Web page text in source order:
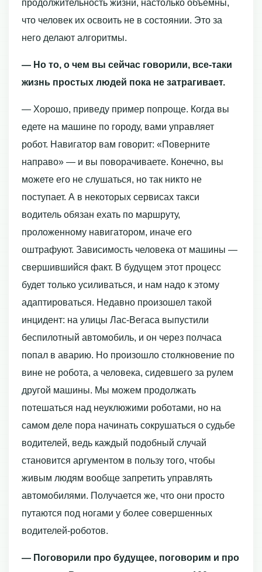
продолжительность жизни, настолько объемны,
что человек их освоить не в состоянии. Это за
него делают алгоритмы.
— Но то, о чем вы сейчас говорили, все-таки
жизнь простых людей пока не затрагивает.
— Хорошо, приведу пример попроще. Когда вы
едете на машине по городу, вами управляет
робот. Навигатор вам говорит: «Поверните
направо» — и вы поворачиваете. Конечно, вы
можете его не слушаться, но так никто не
поступает. А в некоторых сервисах такси
водитель обязан ехать по маршруту,
проложенному навигатором, иначе его
оштрафуют. Зависимость человека от машины —
свершившийся факт. В будущем этот процесс
будет только усиливаться, и нам надо к этому
адаптироваться. Недавно произошел такой
инцидент: на улицы Лас-Вегаса выпустили
беспилотный автомобиль, и он через полчаса
попал в аварию. Но произошло столкновение по
вине не робота, а человека, сидевшего за рулем
другой машины. Мы можем продолжать
потешаться над неуклюжими роботами, но на
самом деле пора начинать сокрушаться о судьбе
водителей, ведь каждый подобный случай
становится аргументом в пользу того, чтобы
живым людям вообще запретить управлять
автомобилями. Получается же, что они просто
путаются под ногами у более совершенных
водителей-роботов.
— Поговорили про будущее, поговорим и про